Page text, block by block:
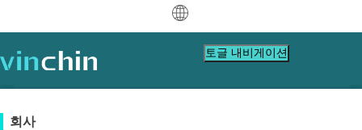
데이터 보호
가상
지원 리소스
구입 안내
협력 파트너가 되세요
회사
토글 내비게이션